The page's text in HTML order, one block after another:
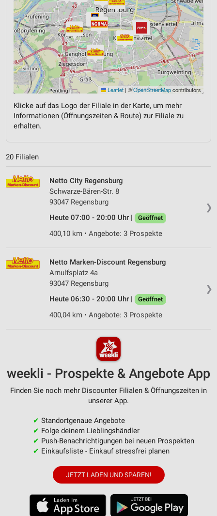
Leaflet | ©OpenStreetMapcontributors
Klicke auf das Logo der Filiale in der Karte, um mehr
Informationen (Öffnungszeiten & Route) zur Filiale zu
erhalten.
20 Filialen
❯
Netto City Regensburg
Schwarze-Bären-Str. 8
93047 Regensburg
Heute 07:00 - 20:00 Uhr |
Geöffnet
400,10 km • Angebote: 3 Prospekte
❯
Netto Marken-Discount Regensburg
Arnulfsplatz 4a
93047 Regensburg
Heute 06:30 - 20:00 Uhr |
Geöffnet
400,04 km • Angebote: 3 Prospekte
weekli - Prospekte & Angebote App
Finden Sie noch mehr Discounter Filialen & Öffnungszeiten in
unserer App.
✔ Standortgenaue Angebote
✔ Folge deinem Lieblingshändler
✔ Push-Benachrichtigungen bei neuen Prospekten
✔ Einkaufsliste - Einkauf stressfrei planen
JETZT LADEN UND SPAREN!